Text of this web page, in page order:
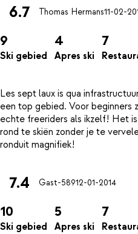
6.7 Thomas Hermans11-02-
9
Ski gebied
4
Apres ski
7
Les sept laux is qua
een top gebied. Voor beginners
echte freeriders als ikzelf! Het
rond te skiën zonder je te
7.4 Gast-58912-01-2014
10
Ski gebied
5
Apres ski
7